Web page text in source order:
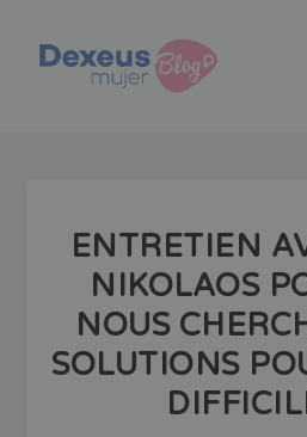
ENTRETIEN
NIKOLAOS
NOUS
SOLUTIONS